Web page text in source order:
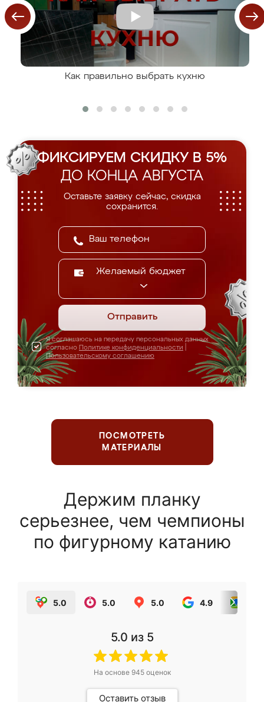
Как правильно выбрать кухню
ФИКСИРУЕМ СКИДКУ В 5%
ДО КОНЦА АВГУСТА
Оставьте заявку сейчас, скидка
сохранится.
Желаемый бюджет
Отправить
Я соглашаюсь на передачу персональных данных
согласно Политике конфиденциальности
Пользовательскому соглашению
ПОСМОТРЕТЬ
МАТЕРИАЛЫ
Держим планку
серьезнее, чем чемпионы
по фигурному катанию
5.0 5.0 5.0 4.9
5.0 из 5
На основе 945оценок
Оставить отзыв